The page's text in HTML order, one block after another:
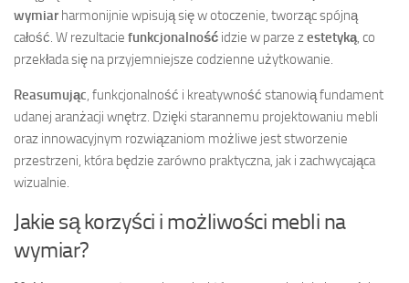
wymiarharmonijnie wpisują się w otoczenie, tworząc spójną
całość. W rezultacie funkcjonalność idzie w parze zestetyką, co
przekłada się na przyjemniejsze codzienne użytkowanie.
Reasumując, funkcjonalność i kreatywność stanowią fundament
udanej aranżacji wnętrz. Dzięki starannemu projektowaniu mebli
oraz innowacyjnym rozwiązaniom możliwe jest stworzenie
przestrzeni, która będzie zarówno praktyczna, jak i zachwycająca
wizualnie.
Jakie są korzyści i możliwości mebli na
wymiar?